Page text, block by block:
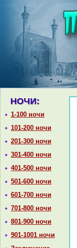
НОЧИ:
1-100 ночи
101-200 ночи
201-300 ночи
301-400 ночи
401-500 ночи
501-600 ночи
601-700 ночи
701-800 ночи
801-900 ночи
901-1001 ночи